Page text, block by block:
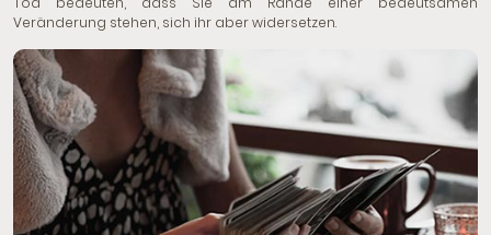
Veränderung stehen, sich ihr aber widersetzen.